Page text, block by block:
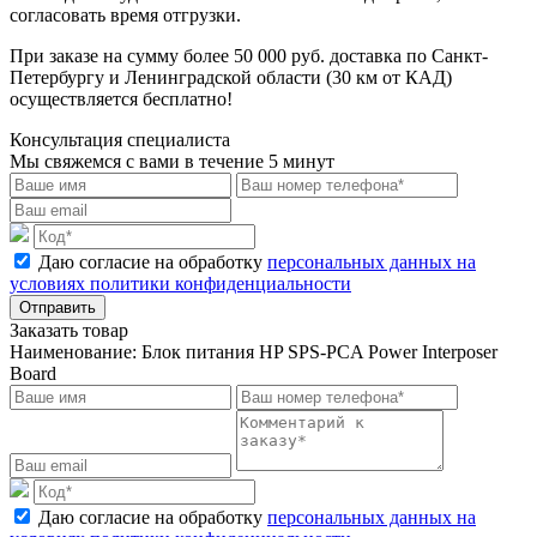
согласовать время отгрузки.
При заказе на сумму более 50 000 руб. доставка по Санкт-
Петербургу и Ленинградской области (30 км от КАД)
осуществляется бесплатно!
Консультация специалиста
Мы свяжемся с вами в течение 5 минут
Даю согласие на обработку персональных данных на
условиях политики конфиденциальности
Отправить
Заказать товар
Наименование: Блок питания HP SPS-PCA Power Interposer
Board
Даю согласие на обработку персональных данных на